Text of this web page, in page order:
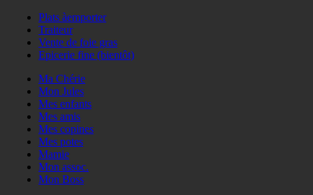
Plats àemporter
Traiteur
Vente de foie gras
Epicerie fine (bientôt)
Ma Chérie
Mon Jules
Mes enfants
Mes amis
Mes copines
Mes potes
Mamie
Mon assoc.
Mon Boss